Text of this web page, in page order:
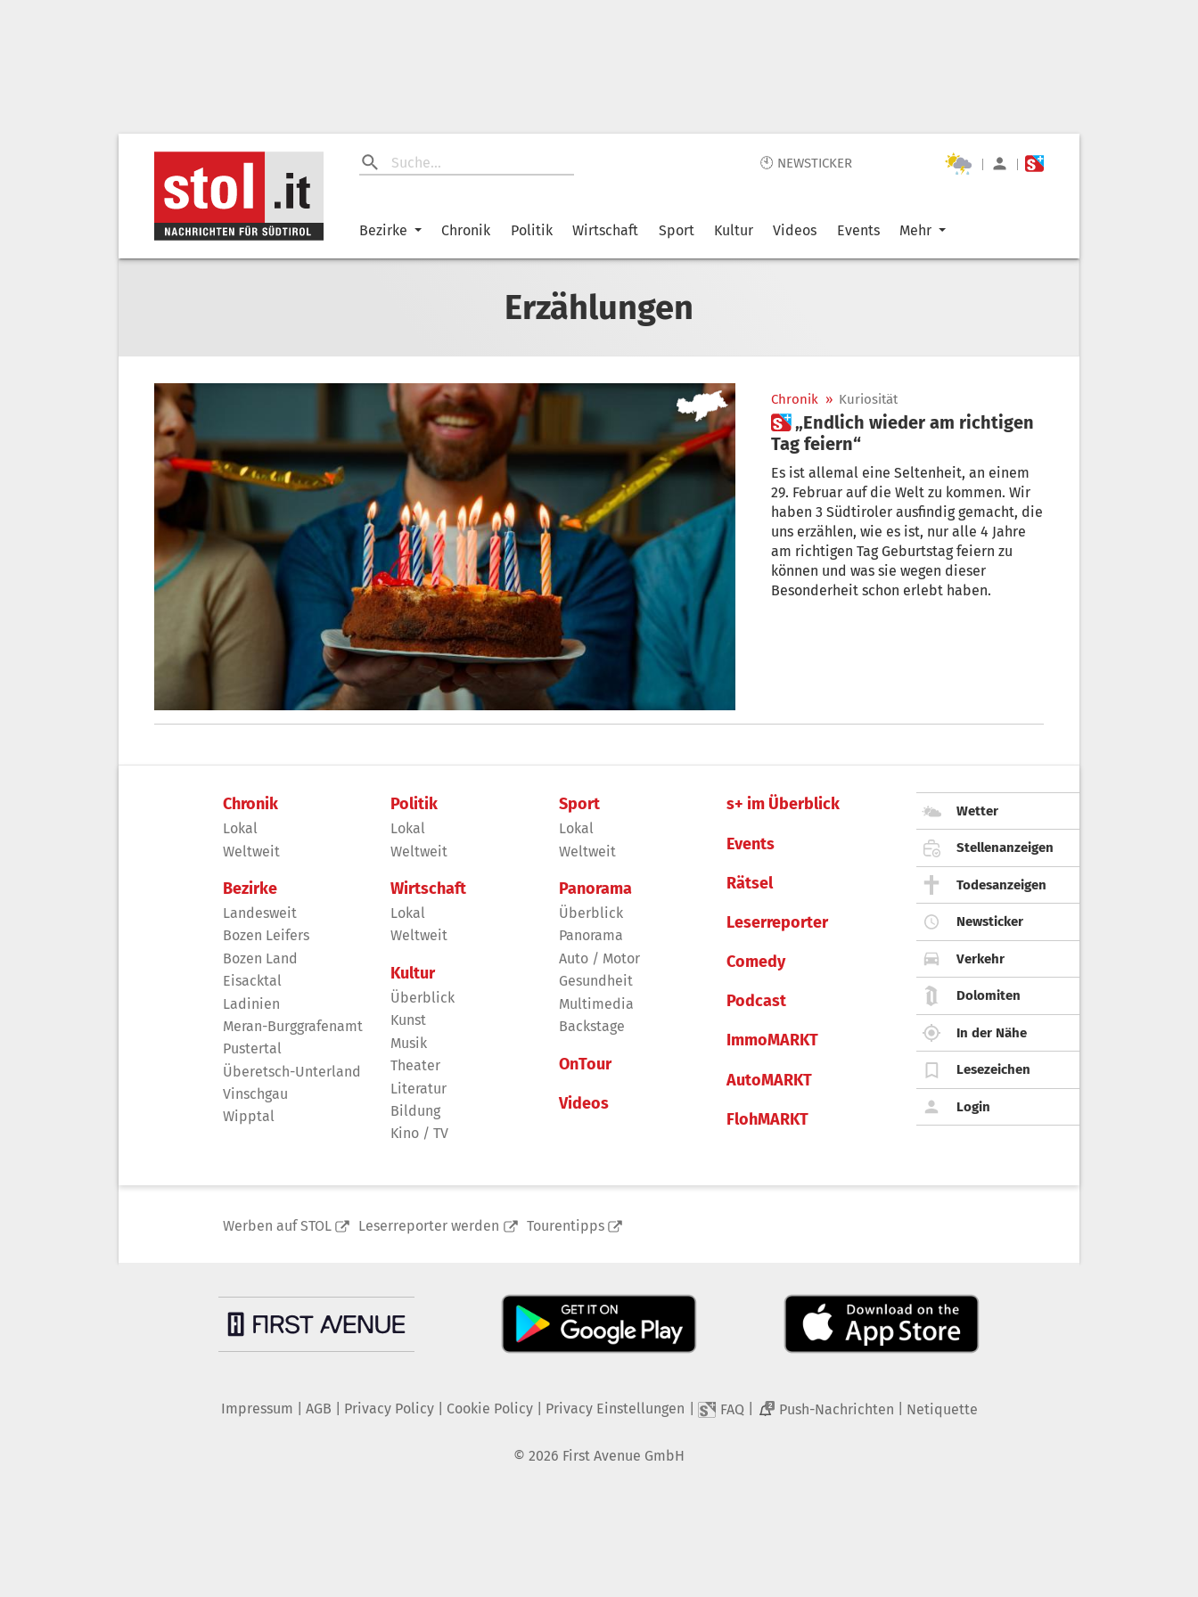
🕙 NEWSTICKER | |
Bezirke Chronik Politik Wirtschaft Sport Kultur Videos Events Mehr
Erzählungen
Chronik » Kuriosität
 „Endlich wieder am richtigen
Tag feiern“
Es ist allemal eine Seltenheit, an einem
29. Februar auf die Welt zu kommen. Wir
haben 3 Südtiroler ausfindig gemacht, die
uns erzählen, wie es ist, nur alle 4 Jahre
am richtigen Tag Geburtstag feiern zu
können und was sie wegen dieser
Besonderheit schon erlebt haben.
Chronik
Lokal
Weltweit
Bezirke
Landesweit
Bozen Leifers
Bozen Land
Eisacktal
Ladinien
Meran-Burggrafenamt
Pustertal
Überetsch-Unterland
Vinschgau
Wipptal
Politik
Lokal
Weltweit
Wirtschaft
Lokal
Weltweit
Kultur
Überblick
Kunst
Musik
Theater
Literatur
Bildung
Kino / TV
Sport
Lokal
Weltweit
Panorama
Überblick
Panorama
Auto / Motor
Gesundheit
Multimedia
Backstage
OnTour
Videos
s+ im Überblick
Events
Rätsel
Leserreporter
Comedy
Podcast
ImmoMARKT
AutoMARKT
FlohMARKT
Wetter
Stellenanzeigen
Todesanzeigen
Newsticker
Verkehr
Dolomiten
In der Nähe
Lesezeichen
Login
Werben auf STOL Leserreporter werden Tourentipps
Impressum AGB Privacy Policy| Cookie Policy| Privacy Einstellungen FAQ 2 Push-Nachrichten Netiquette
© 2026 First Avenue GmbH